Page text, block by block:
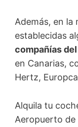
Además, en la
establecidas
compañías
en Canarias,
Hertz,
Alquila tu
Aeropuerto